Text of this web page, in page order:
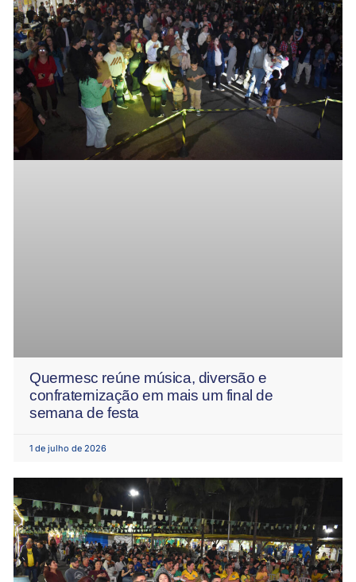
Quermesc reúne música, diversão e
confraternização em mais um final de
semana de festa
1 de julho de 2026